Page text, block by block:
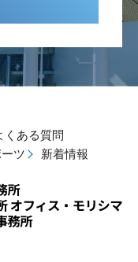
くある質問
ツ
新着情報